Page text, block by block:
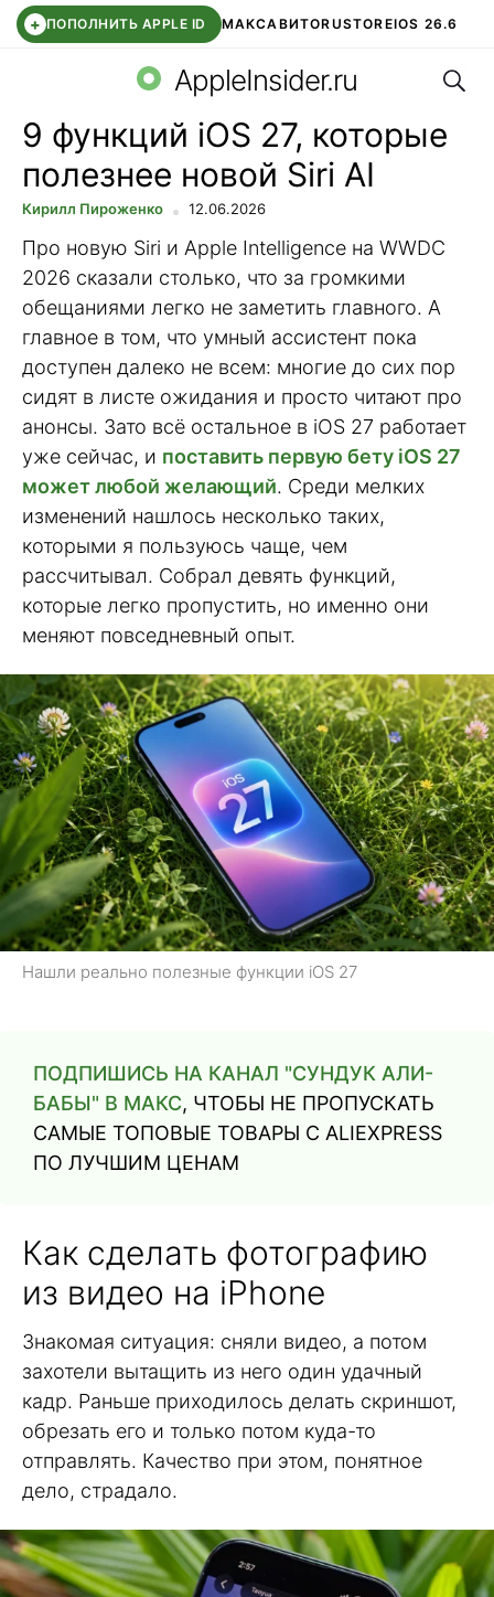
+ ПОПОЛНИТЬ APPLE ID МАКСАВИТОRUSTOREIOS 26.6
СБЕР КИДС ВТБ ОНЛАЙН ЧАТ В ROBLOX
AppleInsider.ru
9 функций iOS 27, которые
полезнее новой Siri AI
Кирилл Пироженко 12.06.2026
Про новую Siri и Apple Intelligence на WWDC
2026 сказали столько, что за громкими
обещаниями легко не заметить главного. А
главное в том, что умный ассистент пока
доступен далеко не всем: многие до сих пор
сидят в листе ожидания и просто читают про
анонсы. Зато всё остальное в iOS 27 работает
уже сейчас, и поставить первую бету iOS 27
может любой желающий. Среди мелких
изменений нашлось несколько таких,
которыми я пользуюсь чаще, чем
рассчитывал. Собрал девять функций,
которые легко пропустить, но именно они
меняют повседневный опыт.
Нашли реально полезные функции iOS 27
ПОДПИШИСЬ НА КАНАЛ "СУНДУК АЛИ-
БАБЫ" В МАКС, ЧТОБЫ НЕ ПРОПУСКАТЬ
САМЫЕ ТОПОВЫЕ ТОВАРЫ С ALIEXPRESS
ПО ЛУЧШИМ ЦЕНАМ
Как сделать фотографию
из видео на iPhone
Знакомая ситуация: сняли видео, а потом
захотели вытащить из него один удачный
кадр. Раньше приходилось делать скриншот,
обрезать его и только потом куда-то
отправлять. Качество при этом, понятное
дело, страдало.